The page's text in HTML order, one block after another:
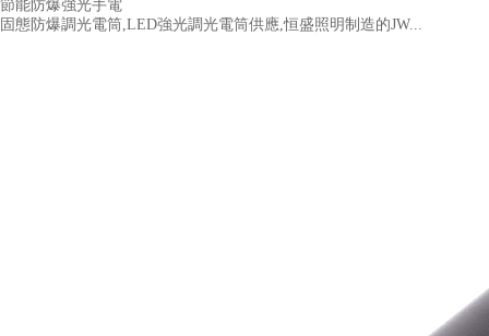
節能防爆強光手電
固態防爆調光電筒,LED強光調光電筒供應,恒盛照明制造的JW...